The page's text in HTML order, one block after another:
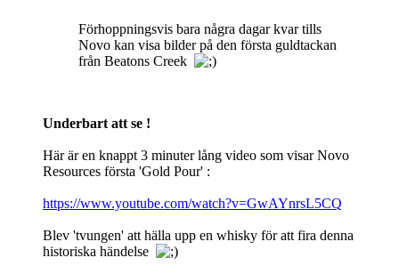
Förhoppningsvis bara några dagar kvar tills
Novo kan visa bilder på den första guldtackan
från Beatons Creek
Underbart att se !
Här är en knappt 3 minuter lång video som visar Novo
Resources första 'Gold Pour' :
https://www.youtube.com/watch?v=GwAYnrsL5CQ
Blev 'tvungen' att hälla upp en whisky för att fira denna
historiska händelse